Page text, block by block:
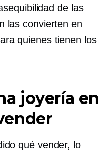
de las
las convierten en
quienes tienen los
joyería en
qué vender, lo